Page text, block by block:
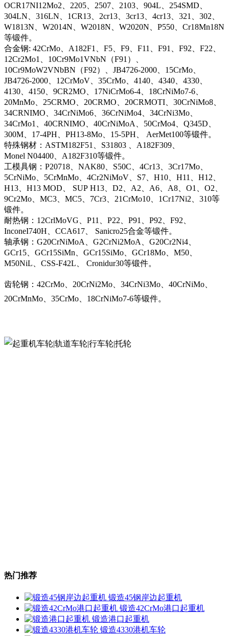
OCR17NI12Mo2、2205、2507、2103、904L、254SMD、
304LN、316LN、1CR13、2cr13、3cr13、4cr13、321、302、
W1813N、W2014N、W2018N、W2020N、P550、Cr18Mn18N
等锻件。
合金钢: 42CrMo、A182F1、F5、F9、F11、F91、F92、F22、
12Cr2Mo1、10Cr9Mo1VNbN（F91）、
10Cr9MoW2VNbBN（F92）、JB4726-2000、15CrMo、
JB4726-2000、12CrMoV、35CrMo、4140、4340、4330、
4130、4150、9CR2MO、17NiCrMo6-4、18CrNiMo7-6、
20MnMo、25CRMO、20CRMO、20CRMOTI、30CrNiMo8、
34CRNIMO、34CrNiMo6、36CrNiMo4、34CrNi3Mo、
34CrMo1、40CRNIMO、40CrNiMoA、50CrMo4、Q345D、
300M、17-4PH、PH13-8Mo、15-5PH、 AerMet100等锻件。
特殊钢材：ASTM182F51、S31803 、A182F309、
Monel N04400、A182F310等锻件。
工模具钢：P20718、NAK80、S50C、4Cr13、3Cr17Mo、
5CrNiMo、5CrMnMo、4Cr2NiMoV、S7、H10、H11、H12、
H13、H13 MOD、 SUP H13、D2、A2、A6、A8、O1、O2、
9Cr2Mo、MC3、MC5、7Cr3、21CrMo10、1Cr17Ni2、310等
锻件。
耐热钢：12CrlMoVG、P11、P22、P91、P92、F92、
InconeI740H、CCA617、 Sanicro25合金等锻件。
轴承钢：G20CrNiMoA、G2CrNi2MoA、G20Cr2Ni4、
GCr15、GCr15SiMn、GCr15SiMo、GCr18Mo、M50、
M50NiL、CSS-F42L、 Cronidur30等锻件。
齿轮钢：42CrMo、20CrNi2Mo、34CrNi3Mo、40CrNiMo、
20CrMnMo、35CrMo、18CrNiMo7-6等锻件。
热门推荐
锻造45钢岸边起重机
锻造42CrMo港口起重机
锻造港口起重机
锻造4330港机车轮